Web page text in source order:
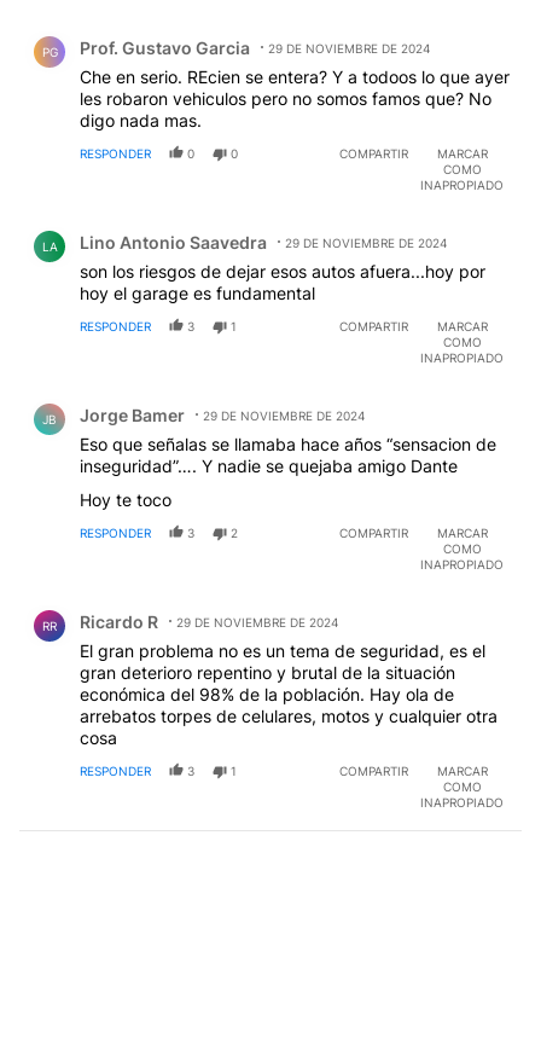
PG Prof. Gustavo Garcia 29 DE NOVIEMBRE DE 2024
Che en serio. REcien se entera? Y a todoos lo que ayer
les robaron vehiculos pero no somos famos que? No
digo nada mas.
RESPONDER 0 0 COMPARTIR
MARCAR
COMO
INAPROPIADO
LA Lino Antonio Saavedra 29 DE NOVIEMBRE DE 2024
son los riesgos de dejar esos autos afuera...hoy por
hoy el garage es fundamental
RESPONDER 3 1 COMPARTIR
MARCAR
COMO
INAPROPIADO
JB Jorge Bamer 29 DE NOVIEMBRE DE 2024
Eso que señalas se llamaba hace años “sensacion de
inseguridad”…. Y nadie se quejaba amigo Dante
Hoy te toco
RESPONDER 3 2 COMPARTIR
MARCAR
COMO
INAPROPIADO
RR Ricardo R 29 DE NOVIEMBRE DE 2024
El gran problema no es un tema de seguridad, es el
gran deterioro repentino y brutal de la situación
económica del 98% de la población. Hay ola de
arrebatos torpes de celulares, motos y cualquier otra
cosa
RESPONDER 3 1 COMPARTIR
MARCAR
COMO
INAPROPIADO